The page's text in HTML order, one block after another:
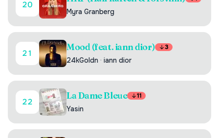
20
Myra Granberg
21
Mood (feat. iann dior) 3
24kGoldn · iann dior
22
La Dame Bleue 11
Yasin